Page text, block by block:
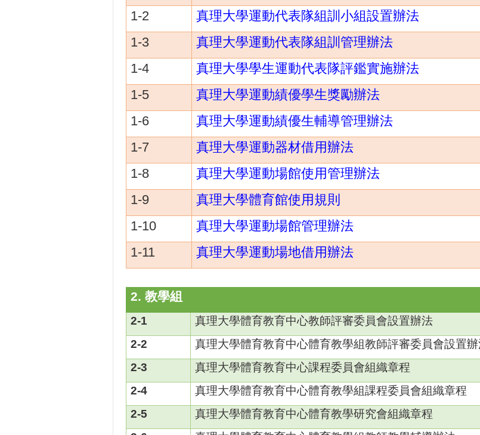
1-2
真理大學運動代表隊組訓小組設置辦法
1-3
真理大學運動代表隊組訓管理辦法
1-4
真理大學學生運動代表隊評鑑實施辦法
1-5
真理大學運動績優學生獎勵辦法
1-6
真理大學運動績優生輔導管理辦法
1-7
真理大學運動器材借用辦法
1-8
真理大學運動場館使用管理辦法
1-9
真理大學體育館使用規則
1-10
真理大學運動場館管理辦法
1-11
真理大學運動場地借用辦法
2.教學組
2-1
真理大學體育教育中心教師評審委員會設置辦法
2-2
真理大學體育教育中心體育教學組教師評審委員會設置
2-3
真理大學體育教育中心課程委員會組織章程
2-4
真理大學體育教育中心體育教學組課程委員會組織章程
2-5
真理大學體育教育中心體育教學研究會組織章程